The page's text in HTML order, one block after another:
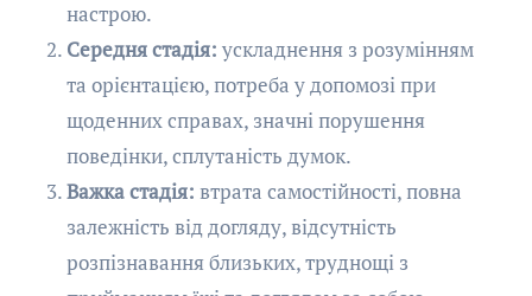
настрою.
Середня стадія: ускладнення з розумінням
та орієнтацією, потреба у допомозі при
щоденних справах, значні порушення
поведінки, сплутаність думок.
Важка стадія: втрата самостійності, повна
залежність від догляду, відсутність
розпізнавання близьких, труднощі з